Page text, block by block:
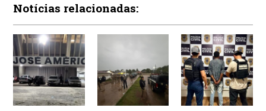
Notícias relacionadas: